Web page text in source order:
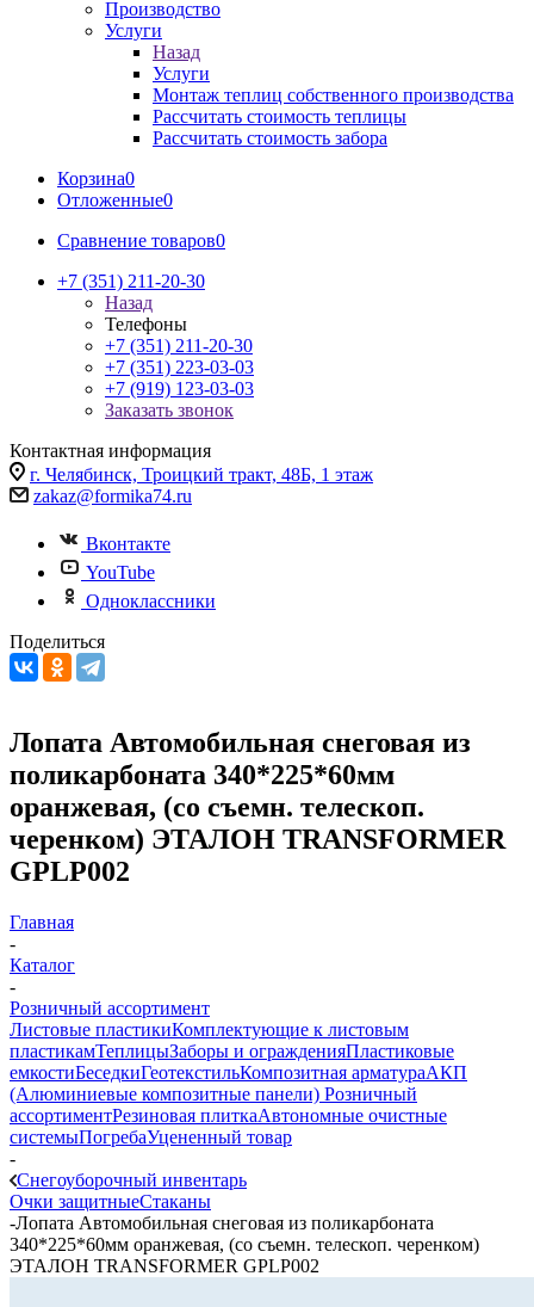
Производство
Услуги
Назад
Услуги
Монтаж теплиц собственного производства
Рассчитать стоимость теплицы
Рассчитать стоимость забора
Корзина0
Отложенные0
Сравнение товаров0
+7 (351) 211-20-30
Назад
Телефоны
+7 (351) 211-20-30
+7 (351) 223-03-03
+7 (919) 123-03-03
Заказать звонок
Контактная информация
г. Челябинск, Троицкий тракт, 48Б, 1 этаж
zakaz@formika74.ru
Вконтакте
YouTube
Одноклассники
Поделиться
Лопата Автомобильная снеговая из
поликарбоната 340*225*60мм
оранжевая, (со съемн. телескоп.
черенком) ЭТАЛОН TRANSFORMER
GPLP002
Главная
-
Каталог
-
Розничный ассортимент
Листовые пластикиКомплектующие к листовым
пластикамТеплицыЗаборы и огражденияПластиковые
емкостиБеседкиГеотекстильКомпозитная арматураАКП
(Алюминиевые композитные панели) Розничный
ассортиментРезиновая плиткаАвтономные очистные
системыПогребаУцененный товар
-
Снегоуборочный инвентарь
Очки защитныеСтаканы
-Лопата Автомобильная снеговая из поликарбоната
340*225*60мм оранжевая, (со съемн. телескоп. черенком)
ЭТАЛОН TRANSFORMER GPLP002